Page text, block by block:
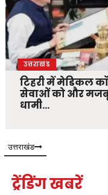
उत्तराखंड
टिहरी में मेडिकल
सेवाओं को और
धामी…
उत्तराखंड
ट्रेंडिंग खबरें